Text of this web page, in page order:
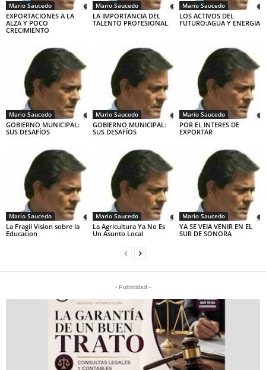
Mario Saucedo
EXPORTACIONES A LA
ALZA Y POCO
CRECIMIENTO
Mario Saucedo
LA IMPORTANCIA DEL
TALENTO PROFESIONAL
Mario Saucedo
LOS ACTIVOS DEL
FUTURO:AGUA Y ENERGIA
Mario Saucedo
GOBIERNO MUNICIPAL:
SUS DESAFÍOS
Mario Saucedo
GOBIERNO MUNICIPAL:
SUS DESAFÍOS
Mario Saucedo
POR EL INTERES DE
EXPORTAR
Mario Saucedo
La Fragil Vision sobre la
Educacion
Mario Saucedo
La Agricultura Ya No Es
Un Asunto Local
Mario Saucedo
YA SE VEIA VENIR EN EL
SUR DE SONORA
- Publicidad -